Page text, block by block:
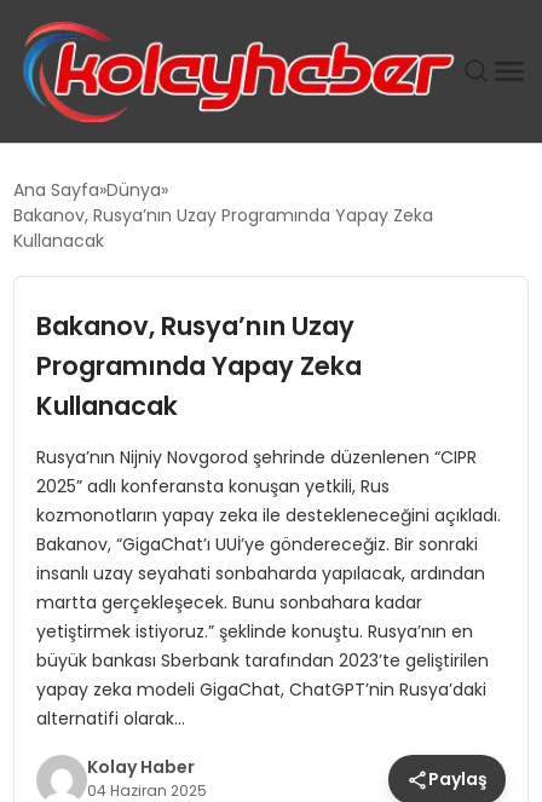
SUWEN’IN İSTIHDAM MODELI EKONOMIDE KADIN
TANYER YAPI ZEMIN MÜHENDISLIĞINDE HEDEF
BÜYÜTTÜ
TOROSLAR’DA PAZAR GERGİNLİĞİ!
Ana Sayfa Dünya
Bakanov, Rusya’nın Uzay Programında Yapay Zeka
Kullanacak
Bakanov, Rusya’nın Uzay
Programında Yapay Zeka
Kullanacak
Rusya’nın Nijniy Novgorod şehrinde düzenlenen “CIPR
2025” adlı konferansta konuşan yetkili, Rus
kozmonotların yapay zeka ile destekleneceğini açıkladı.
Bakanov, “GigaChat’ı UUİ’ye göndereceğiz. Bir sonraki
insanlı uzay seyahati sonbaharda yapılacak, ardından
martta gerçekleşecek. Bunu sonbahara kadar
yetiştirmek istiyoruz.” şeklinde konuştu. Rusya’nın en
büyük bankası Sberbank tarafından 2023’te geliştirilen
yapay zeka modeli GigaChat, ChatGPT’nin Rusya’daki
alternatifi olarak…
Kolay Haber
04 Haziran 2025 Paylaş